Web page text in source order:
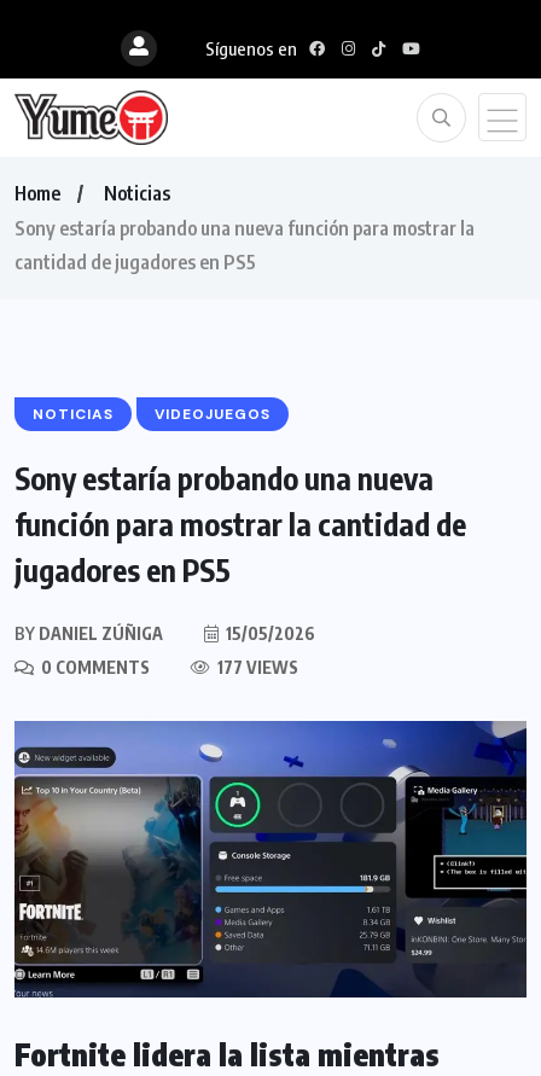
Síguenos en
Home
Noticias
Sony estaría probando una nueva función para mostrar la
cantidad de jugadores en PS5
NOTICIAS VIDEOJUEGOS
Sony estaría probando una nueva
función para mostrar la cantidad de
jugadores en PS5
BY DANIEL ZÚÑIGA
15/05/2026
0 COMMENTS
177 VIEWS
Fortnite lidera la lista mientras